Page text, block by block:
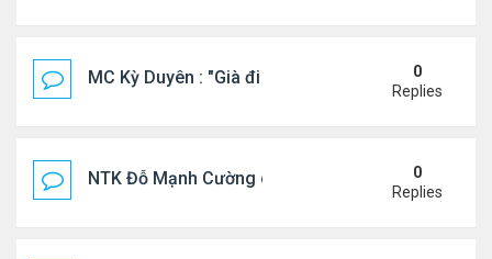
MC Kỳ Duyên : "Già đi cũng là một đặc ân"
0
Replies
NTK Đỗ Mạnh Cường chi 100 triệu đồng thuê...
0
Replies